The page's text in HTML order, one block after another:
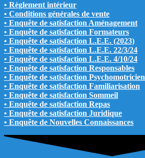
• Règlement intérieur
• Conditions générales de vente
• Enquête de satisfaction Aménagement
• Enquête de satisfaction Formateurs
• Enquête de satisfaction L.E.E. (2023)
• Enquête de satisfaction L.E.E. 22/3/24
• Enquête de satisfaction L.E.E. 4/10/24
• Enquête de satisfaction Responsables
• Enquête de satisfaction Psychomotricien
• Enquête de satisfaction Familiarisation
• Enquête de satisfaction Sommeil
• Enquête de satisfaction Repas
• Enquête de satisfaction Juridique
• Enquête de Nouvelles Connaissances